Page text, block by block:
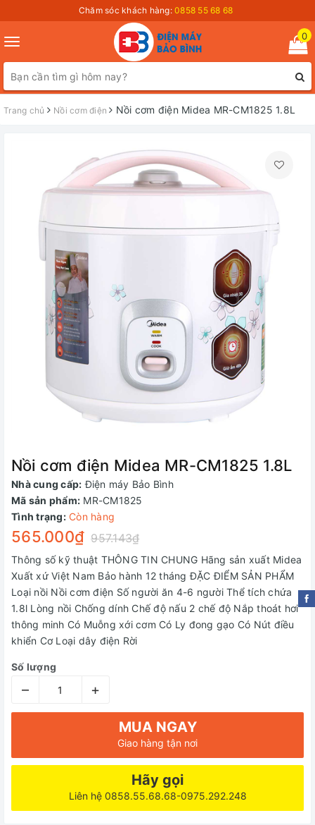
Chăm sóc khách hàng: 0858 55 68 68
Toggle
navigation
0
Trang chủ Nồi cơm điện Nồi cơm điện Midea MR-CM1825 1.8L
Nồi cơm điện Midea MR-CM1825 1.8L
Nhà cung cấp: Điện máy Bảo Bình
Mã sản phẩm: MR-CM1825
Tình trạng: Còn hàng
565.000₫ 957.143₫
Thông số kỹ thuật THÔNG TIN CHUNG Hãng sản xuất Midea
Xuất xứ Việt Nam Bảo hành 12 tháng ĐẶC ĐIỂM SẢN PHẨM
Loại nồi Nồi cơm điện Số người ăn 4-6 người Thể tích chứa
1.8l Lòng nồi Chống dính Chế độ nấu 2 chế độ Nắp thoát hơi
thông minh Có Muỗng xới cơm Có Ly đong gạo Có Nút điều
khiển Cơ Loại dây điện Rời
Số lượng
– +
MUA NGAY
Giao hàng tận nơi
Hãy gọi
Liên hệ 0858.55.68.68-0975.292.248